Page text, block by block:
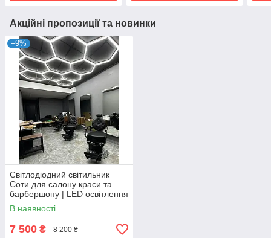
Акційні пропозиції та новинки
–9%
Світлодіодний світильник
Соти для салону краси та
барбершопу | LED освітлення
В наявності
7 500 ₴ 8 200 ₴